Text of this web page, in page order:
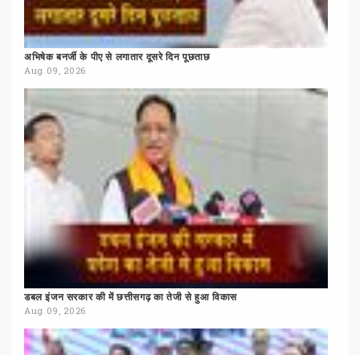
अभिषेक बनर्जी के पीए से लगातार दूसरे दिन पूछताछ
Aug 09, 2026
डबल इंजन सरकार की में छत्तीसगढ़ का तेजी से हुआ विकास
Aug 09, 2026